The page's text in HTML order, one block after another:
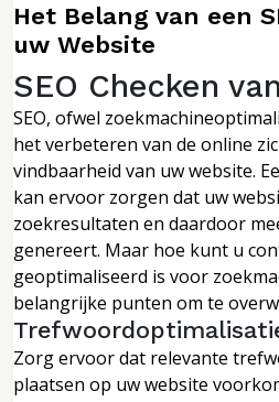
Het Belang van een
uw Website
SEO Checken
SEO, ofwel
het verbeteren van de online
vindbaarheid van uw website.
kan ervoor zorgen dat uw
zoekresultaten en daardoor
genereert. Maar hoe kunt u
geoptimaliseerd is voor
belangrijke punten om te
Zorg ervoor dat relevante
plaatsen op uw website